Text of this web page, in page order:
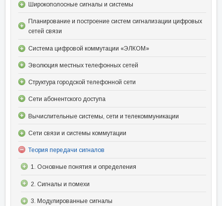
Широкополосные сигналы и системы
Планирование и построение систем сигнализации цифровых
сетей связи
Система цифровой коммутации «ЭЛКОМ»
Эволюция местных телефонных сетей
Структура городской телефонной сети
Сети абонентского доступа
Вычислительные системы, сети и телекоммуникации
Сети связи и системы коммутации
Теория передачи сигналов
1. Основные понятия и определения
2. Сигналы и помехи
3. Модулированные сигналы